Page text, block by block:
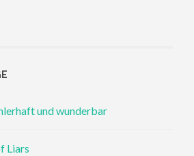
und wunderbar
Liars